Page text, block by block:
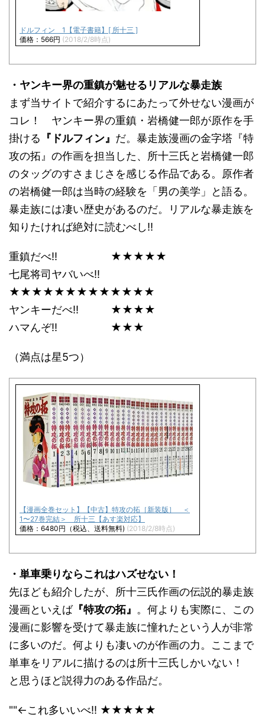
ドルフィン 1【電子書籍】[ 所十三 ]
価格：566円 (2018/2/8時点)
・ヤンキー界の重鎮が魅せるリアルな暴走族
まず当サイトで紹介するにあたって外せない漫画が
コレ！ ヤンキー界の重鎮・岩橋健一郎が原作を手
掛ける 『ドルフィン』 だ。暴走族漫画の金字塔『特
攻の拓』の作画を担当した、所十三氏と岩橋健一郎
のタッグのすさまじさを感じる作品である。原作者
の岩橋健一郎は当時の経験を「男の美学」と語る。
暴走族には凄い歴史があるのだ。リアルな暴走族を
知りたければ絶対に読むべし!!
重鎮だべ!! ★★★★★
七尾将司ヤバいべ!!
★★★★★★★★★★★★★
ヤンキーだべ!! ★★★★
ハマんぞ!! ★★★
（満点は星5つ）
【漫画全巻セット】【中古】特攻の拓［新装版］ ＜
1〜27巻完結＞ 所十三【あす楽対応】
価格：6480円（税込、送料無料) (2018/2/8時点)
・単車乗りならこれはハズせない！
先ほども紹介したが、所十三氏作画の伝説的暴走族
漫画といえば『特攻の拓』 。何よりも実際に、この
漫画に影響を受けて暴走族に憧れたという人が非常
に多いのだ。何よりも凄いのが作画の力。ここまで
単車をリアルに描けるのは所十三氏しかいない！
と思うほど説得力のある作品だ。
""←これ多いいべ!! ★★★★★